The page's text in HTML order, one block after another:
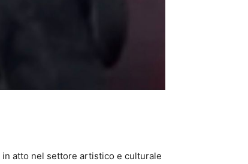
atto nel settore artistico e culturale